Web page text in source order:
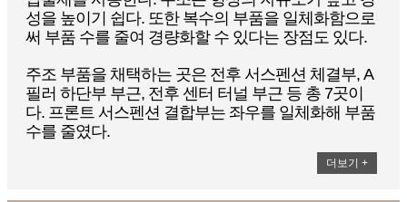
성을 높이기 쉽다. 또한 복수의 부품을 일체화함으로
써 부품 수를 줄여 경량화할 수 있다는 장점도 있다.
주조 부품을 채택하는 곳은 전후 서스펜션 체결부, A
필러 하단부 부근, 전후 센터 터널 부근 등 총 7곳이
다. 프론트 서스펜션 결합부는 좌우를 일체화해 부품
수를 줄였다.
더보기 +